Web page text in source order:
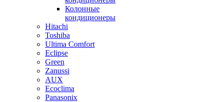
Колонные
кондиционеры
Hitachi
Toshiba
Ultima Comfort
Eclipse
Green
Zanussi
AUX
Ecoclima
Panasonix